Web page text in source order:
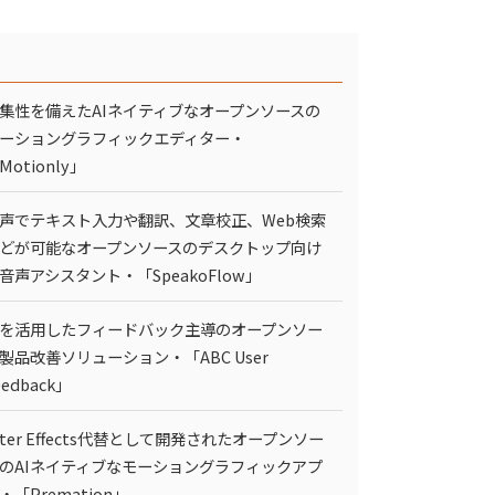
性を備えたAIネイティブなオープンソースの
ショングラフィックエディター・
Motionly」
でテキスト入力や翻訳、文章校正、Web検索
が可能なオープンソースのデスクトップ向け
声アシスタント・「SpeakoFlow」
活用したフィードバック主導のオープンソー
品改善ソリューション・「ABC User
」
Effects代替として開発されたオープンソー
AIネイティブなモーショングラフィックアプ